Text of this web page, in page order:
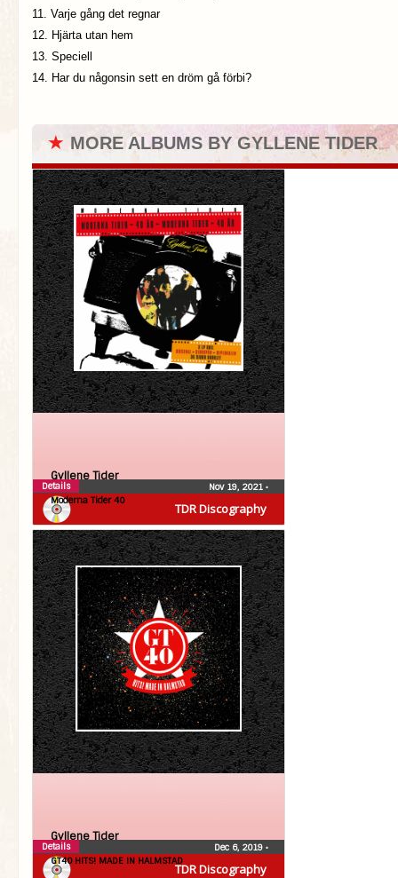
11. Varje gång det regnar
12. Hjärta utan hem
13. Speciell
14. Har du någonsin sett en dröm gå förbi?
★ MORE ALBUMS BY GYLLENE TIDER
TDR Discography
Gyllene Tider
Moderna Tider 40
Nov 19, 2021 •
Details
TDR Discography
Gyllene Tider
GT40 HITS! MADE IN HALMSTAD
Dec 6, 2019 •
Details